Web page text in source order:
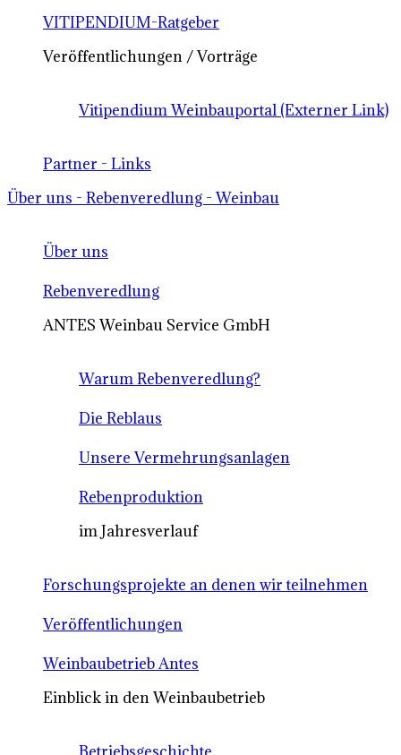
VITIPENDIUM-Ratgeber
Veröffentlichungen / Vorträge
Vitipendium Weinbauportal (Externer Link)
Partner - Links
Über uns - Rebenveredlung - Weinbau
Über uns
Rebenveredlung
ANTES Weinbau Service GmbH
Warum Rebenveredlung?
Die Reblaus
Unsere Vermehrungsanlagen
Rebenproduktion
im Jahresverlauf
Forschungsprojekte an denen wir teilnehmen
Veröffentlichungen
Weinbaubetrieb Antes
Einblick in den Weinbaubetrieb